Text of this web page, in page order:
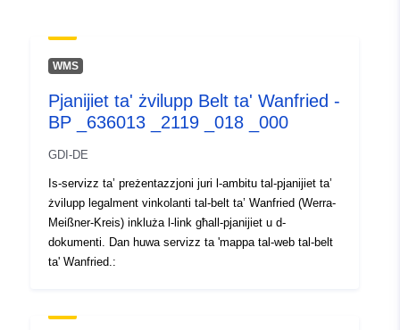
uriRef:
http://data.europa.eu/88u/dataset/
f775-f244-f763-e1857720400c
WMS
Pjanijiet ta' żvilupp Belt ta' Wanfried -
BP _636013 _2119 _018 _000
GDI-DE
Is-servizz ta’ preżentazzjoni juri l-ambitu tal-pjanijiet ta’
żvilupp legalment vinkolanti tal-belt ta’ Wanfried (Werra-
Meißner-Kreis) inkluża l-link għall-pjanijiet u d-
dokumenti. Dan huwa servizz ta 'mappa tal-web tal-belt
ta' Wanfried.: